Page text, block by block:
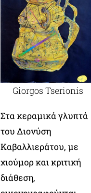
Giorgos Tserionis
Στα κεραμικά γλυπτά
του Διονύση
Καβαλλιεράτου, με
χιούμορ και κριτική
διάθεση,